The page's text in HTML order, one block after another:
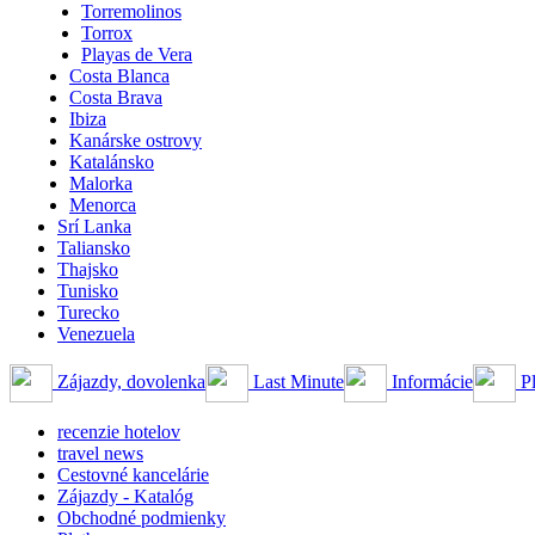
Torremolinos
Torrox
Playas de Vera
Costa Blanca
Costa Brava
Ibiza
Kanárske ostrovy
Katalánsko
Malorka
Menorca
Srí Lanka
Taliansko
Thajsko
Tunisko
Turecko
Venezuela
Zájazdy, dovolenka Last Minute Informácie
recenzie hotelov
travel news
Cestovné kancelárie
Zájazdy - Katalóg
Obchodné podmienky